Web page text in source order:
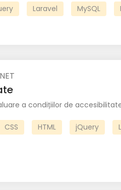
Laravel MySQL
a condițiilor de
CSS HTML jQuery